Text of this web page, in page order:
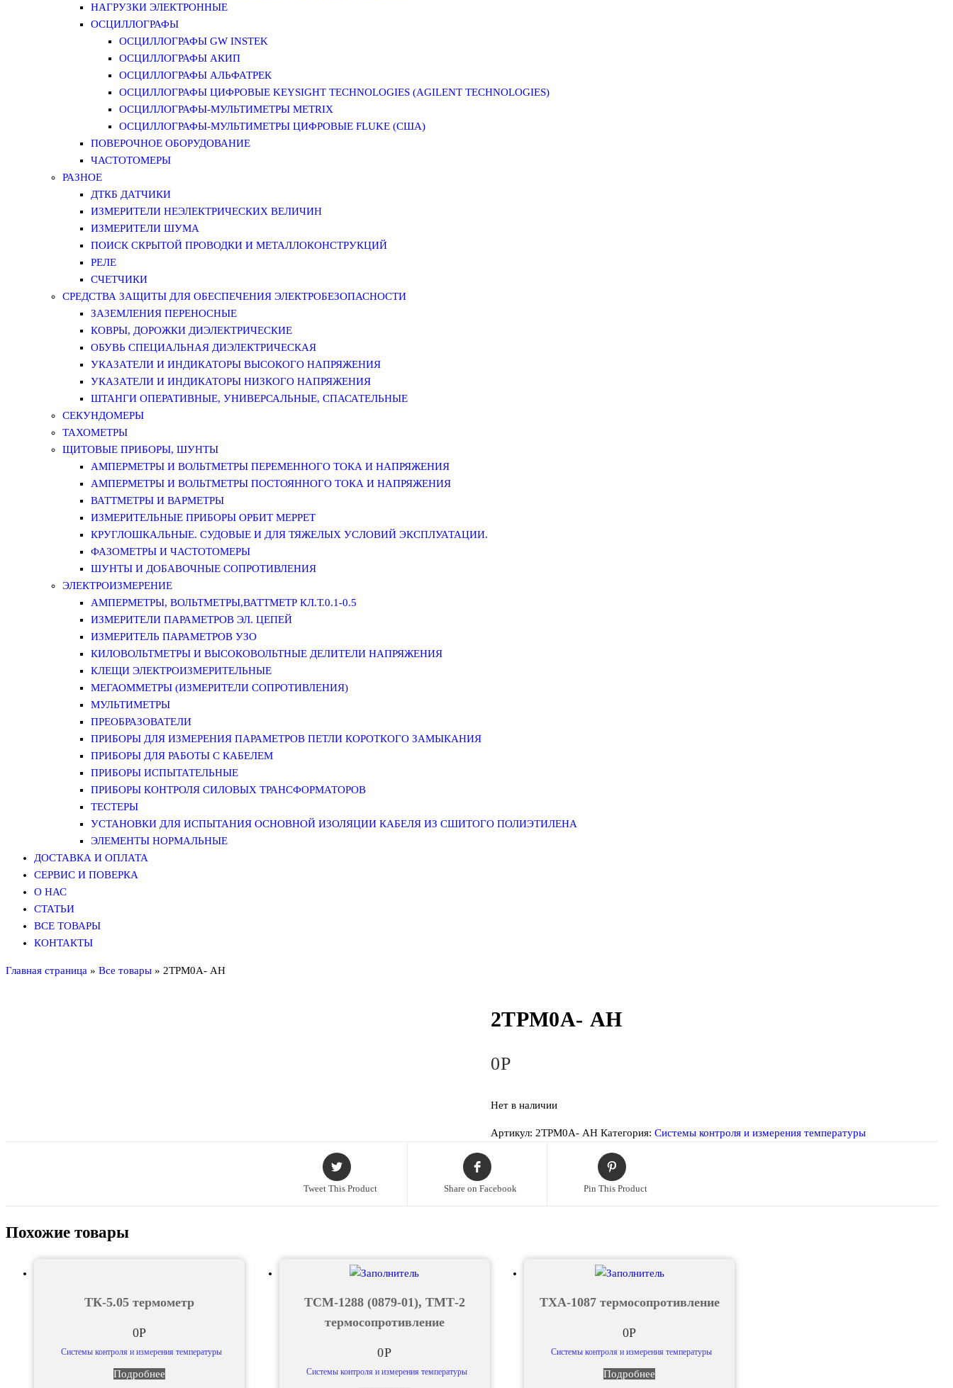
НАГРУЗКИ ЭЛЕКТРОННЫЕ
ОСЦИЛЛОГРАФЫ
ОСЦИЛЛОГРАФЫ GW INSTEK
ОСЦИЛЛОГРАФЫ АКИП
ОСЦИЛЛОГРАФЫ АЛЬФАТРЕК
ОСЦИЛЛОГРАФЫ ЦИФРОВЫЕ KEYSIGHT TECHNOLOGIES (AGILENT TECHNOLOGIES)
ОСЦИЛЛОГРАФЫ-МУЛЬТИМЕТРЫ METRIX
ОСЦИЛЛОГРАФЫ-МУЛЬТИМЕТРЫ ЦИФРОВЫЕ FLUKE (США)
ПОВЕРОЧНОЕ ОБОРУДОВАНИЕ
ЧАСТОТОМЕРЫ
РАЗНОЕ
ДТКБ ДАТЧИКИ
ИЗМЕРИТЕЛИ НЕЭЛЕКТРИЧЕСКИХ ВЕЛИЧИН
ИЗМЕРИТЕЛИ ШУМА
ПОИСК СКРЫТОЙ ПРОВОДКИ И МЕТАЛЛОКОНСТРУКЦИЙ
РЕЛЕ
СЧЕТЧИКИ
СРЕДСТВА ЗАЩИТЫ ДЛЯ ОБЕСПЕЧЕНИЯ ЭЛЕКТРОБЕЗОПАСНОСТИ
ЗАЗЕМЛЕНИЯ ПЕРЕНОСНЫЕ
КОВРЫ, ДОРОЖКИ ДИЭЛЕКТРИЧЕСКИЕ
ОБУВЬ СПЕЦИАЛЬНАЯ ДИЭЛЕКТРИЧЕСКАЯ
УКАЗАТЕЛИ И ИНДИКАТОРЫ ВЫСОКОГО НАПРЯЖЕНИЯ
УКАЗАТЕЛИ И ИНДИКАТОРЫ НИЗКОГО НАПРЯЖЕНИЯ
ШТАНГИ ОПЕРАТИВНЫЕ, УНИВЕРСАЛЬНЫЕ, СПАСАТЕЛЬНЫЕ
СЕКУНДОМЕРЫ
ТАХОМЕТРЫ
ЩИТОВЫЕ ПРИБОРЫ, ШУНТЫ
АМПЕРМЕТРЫ И ВОЛЬТМЕТРЫ ПЕРЕМЕННОГО ТОКА И НАПРЯЖЕНИЯ
АМПЕРМЕТРЫ И ВОЛЬТМЕТРЫ ПОСТОЯННОГО ТОКА И НАПРЯЖЕНИЯ
ВАТТМЕТРЫ И ВАРМЕТРЫ
ИЗМЕРИТЕЛЬНЫЕ ПРИБОРЫ ОРБИТ МЕРРЕТ
КРУГЛОШКАЛЬНЫЕ. СУДОВЫЕ И ДЛЯ ТЯЖЕЛЫХ УСЛОВИЙ ЭКСПЛУАТАЦИИ.
ФАЗОМЕТРЫ И ЧАСТОТОМЕРЫ
ШУНТЫ И ДОБАВОЧНЫЕ СОПРОТИВЛЕНИЯ
ЭЛЕКТРОИЗМЕРЕНИЕ
АМПЕРМЕТРЫ, ВОЛЬТМЕТРЫ,ВАТТМЕТР КЛ.Т.0.1-0.5
ИЗМЕРИТЕЛИ ПАРАМЕТРОВ ЭЛ. ЦЕПЕЙ
ИЗМЕРИТЕЛЬ ПАРАМЕТРОВ УЗО
КИЛОВОЛЬТМЕТРЫ И ВЫСОКОВОЛЬТНЫЕ ДЕЛИТЕЛИ НАПРЯЖЕНИЯ
КЛЕЩИ ЭЛЕКТРОИЗМЕРИТЕЛЬНЫЕ
МЕГАОММЕТРЫ (ИЗМЕРИТЕЛИ СОПРОТИВЛЕНИЯ)
МУЛЬТИМЕТРЫ
ПРЕОБРАЗОВАТЕЛИ
ПРИБОРЫ ДЛЯ ИЗМЕРЕНИЯ ПАРАМЕТРОВ ПЕТЛИ КОРОТКОГО ЗАМЫКАНИЯ
ПРИБОРЫ ДЛЯ РАБОТЫ С КАБЕЛЕМ
ПРИБОРЫ ИСПЫТАТЕЛЬНЫЕ
ПРИБОРЫ КОНТРОЛЯ СИЛОВЫХ ТРАНСФОРМАТОРОВ
ТЕСТЕРЫ
УСТАНОВКИ ДЛЯ ИСПЫТАНИЯ ОСНОВНОЙ ИЗОЛЯЦИИ КАБЕЛЯ ИЗ СШИТОГО ПОЛИЭТИЛЕНА
ЭЛЕМЕНТЫ НОРМАЛЬНЫЕ
ДОСТАВКА И ОПЛАТА
СЕРВИС И ПОВЕРКА
О НАС
СТАТЬИ
ВСЕ ТОВАРЫ
КОНТАКТЫ
Главная страница » Все товары » 2ТРМ0А- АН
2ТРМ0А- АН
0Р
Нет в наличии
Артикул: 2ТРМ0А- АН Категория: Системы контроля и измерения температуры
Tweet This Product Share on Facebook Pin This Product
Похожие товары
ТК-5.05 термометр
0Р
Системы контроля и измерения температуры
Подробнее
ТСМ-1288 (0879-01), ТМТ-2
термосопротивление
0Р
Системы контроля и измерения температуры
ТХА-1087 термосопротивление
0Р
Системы контроля и измерения температуры
Подробнее